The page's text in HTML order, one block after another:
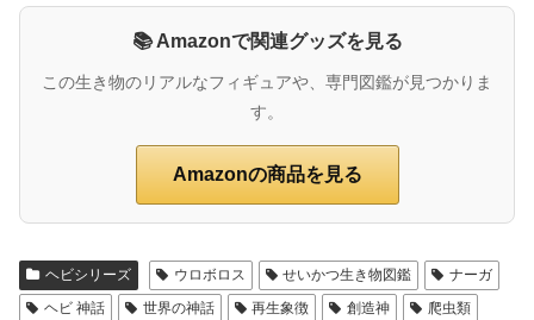
📚 Amazonで関連グッズを見る
この生き物のリアルなフィギュアや、専門図鑑が見つかりま
す。
Amazonの商品を見る
ヘビシリーズ ウロボロス せいかつ生き物図鑑
ナーガ
ヘビ 神話
世界の神話 再生象徴 創造神
爬虫類